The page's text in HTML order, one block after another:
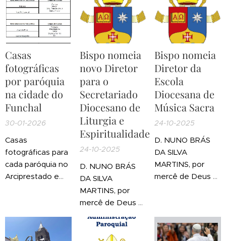
Casas
fotográficas
por paróquia
na cidade do
Funchal
30-01-2026
Casas
fotográficas para
cada paróquia no
Arciprestado e
Bispo nomeia
novo Diretor
para o
Secretariado
Diocesano de
Liturgia e
Espiritualidade
24-10-2025
D. NUNO BRÁS
DA SILVA
MARTINS, por
mercê de Deus e
Apostólica,
Bispo nomeia
Diretor da
Escola
Diocesana de
Música Sacra
24-10-2025
D. NUNO BRÁS
DA SILVA
MARTINS, por
mercê de Deus e